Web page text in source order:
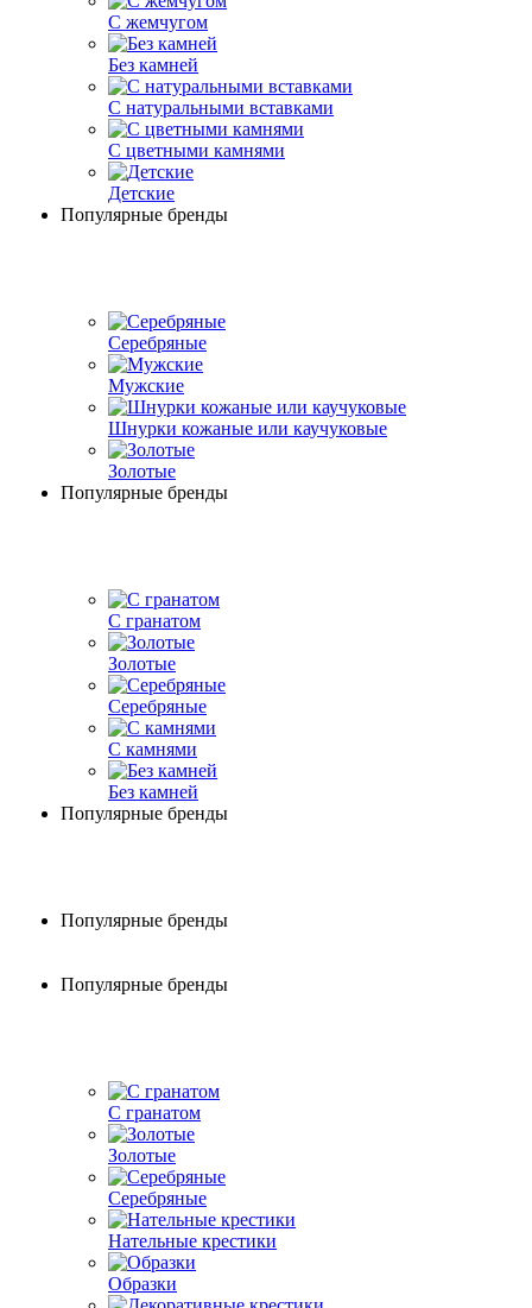
С жемчугом
Без камней
С натуральными вставками
С цветными камнями
Детские
Популярные бренды
Серебряные
Мужские
Шнурки кожаные или каучуковые
Золотые
Популярные бренды
С гранатом
Золотые
Серебряные
С камнями
Без камней
Популярные бренды
Популярные бренды
Популярные бренды
С гранатом
Золотые
Серебряные
Нательные крестики
Образки